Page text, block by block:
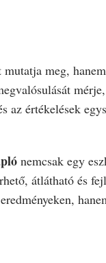
meg,
az értékelések
nemcsak egy
átlátható és